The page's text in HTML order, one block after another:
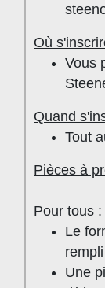
Où
Vous
Quand
Tout
Pièces à
Pour tous :
Le
rempli
Une